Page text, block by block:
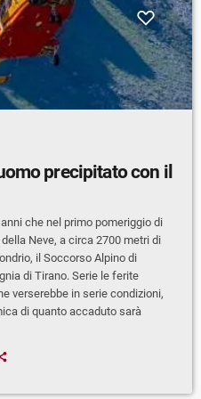
precipitato con il
che nel primo pomeriggio di
Neve, a circa 2700 metri di
il Soccorso Alpino di
di Tirano. Serie le ferite
verserebbe in serie condizioni,
di quanto accaduto sarà